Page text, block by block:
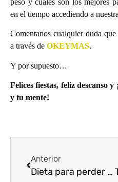
peso y cuales son los mejores
en el tiempo accediendo a nuestra
Comentanos cualquier duda
a través de OKEYMAS.
Y por supuesto…
Felices fiestas, feliz descanso
y tu mente!
Anterior
Dieta para perder peso | Mitos y verdades